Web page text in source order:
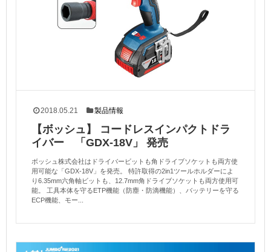
2018.05.21 製品情報
【ボッシュ】 コードレスインパクトドラ
イバー 「GDX-18V」 発売
ボッシュ株式会社はドライバービットも角ドライブソケットも両方使
用可能な「GDX-18V」を発売。 特許取得の2in1ツールホルダーによ
り6.35mm六角軸ビットも、12.7mm角ドライブソケットも両方使用可
能。 工具本体を守るETP機能（防塵・防滴機能）、バッテリーを守る
ECP機能、モー...